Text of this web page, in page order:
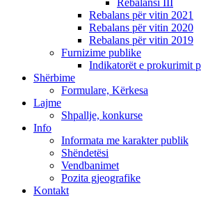
Rebalansi III
Rebalans për vitin 2021
Rebalans për vitin 2020
Rebalans për vitin 2019
Furnizime publike
Indikatorët e prokurimit
Shërbime
Formulare, Kërkesa
Lajme
Shpallje, konkurse
Info
Informata me karakter publik
Shëndetësi
Vendbanimet
Pozita gjeografike
Kontakt